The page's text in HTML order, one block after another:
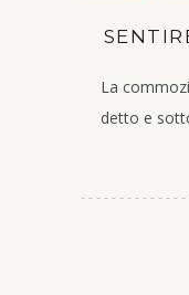
La
detto e